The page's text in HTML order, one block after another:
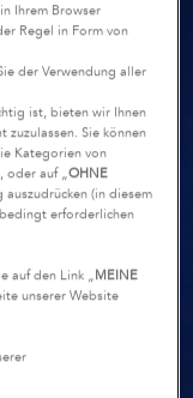
Ihrem Browser
Regel in Form von
der Verwendung aller
ist, bieten wir Ihnen
Sie können
Kategorien von
oder auf „OHNE
auszudrücken (in diesem
erforderlichen
auf den Link „MEINE
unserer Website